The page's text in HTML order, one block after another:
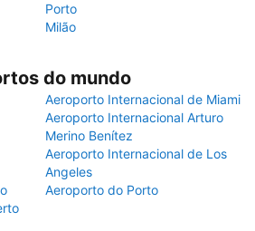
Porto
Milão
do mundo
Aeroporto Internacional de Miami
Aeroporto Internacional Arturo
Merino Benítez
Aeroporto Internacional de Los
Angeles
Aeroporto do Porto